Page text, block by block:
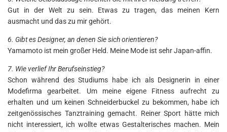
Gut in der Welt zu sein. Etwas zu tragen, das meinen Kern
ausmacht und das zu mir gehört.
6. Gibt es Designer, an denen Sie sich orientieren?
Yamamoto ist mein großer Held. Meine Mode ist sehr Japan-affin.
7. Wie verlief Ihr Berufseinstieg?
Schon während des Studiums habe ich als Designerin in einer
Modefirma gearbeitet. Um meine eigene Fitness aufrecht zu
erhalten und um keinen Schneiderbuckel zu bekommen, habe ich
zeitgenössisches Tanztraining gemacht. Reiner Sport hätte mich
nicht interessiert, ich wollte etwas Gestalterisches machen. Mein